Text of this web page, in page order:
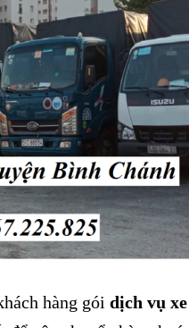
hàng gói dịch vụ xe